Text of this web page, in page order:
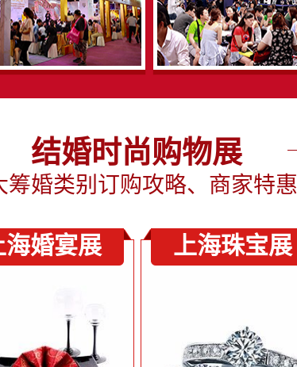
结婚时尚购物展
筹婚类别订购攻略、商家特惠
海婚宴展 上海珠宝展